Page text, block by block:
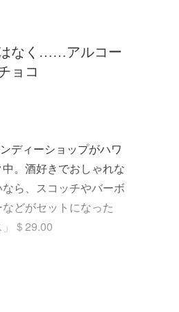
なく……アルコー
ョコ
ディーショップがハワ
。酒好きでおしゃれな
ら、スコッチやバーボ
どがセットになった
」＄29.00